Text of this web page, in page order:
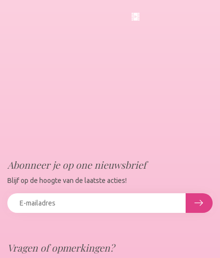
Vragen of opmerkingen?
Abonneer je op one nieuwsbrief
Blijf op de hoogte van de laatste acties!